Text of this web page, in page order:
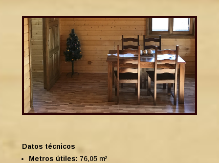
Datos técnicos
Metros útiles: 76,05 m²